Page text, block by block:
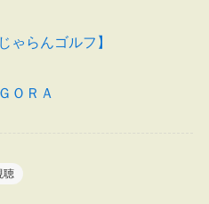
ゃらんゴルフ】
ＯＲＡ
聴